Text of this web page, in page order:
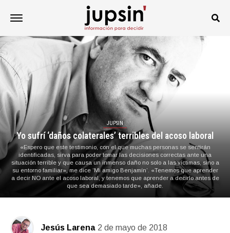
JUPSIN
Yo sufrí ‘daños colaterales’ terribles del acoso laboral
«Espero que este testimonio, con el que muchas personas se sentirán
identificadas, sirva para poder tomar las decisiones correctas ante una
situación terrible y que causa un inmenso daño no solo a las víctimas, sino a
su entorno familiar», me dice ‘Mi amigo Benjamín’. «Tenemos que aprender
a decir NO ante el acoso laboral, y tenemos que aprender a decirlo antes de
que sea demasiado tarde», añade.
Jesús Larena 2 de mayo de 2018